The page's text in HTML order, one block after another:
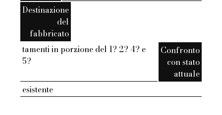
Destinazione
del
fabbricato
tamenti in porzione del 1? 2? 4? e
5?
Confronto
con stato
attuale
esistente